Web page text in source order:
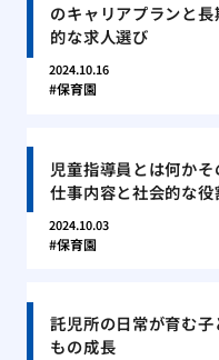
のキャリアプランと長
的な求人選び
2024.10.16
保育園
児童指導員とは何かそ
仕事内容と社会的な役
2024.10.03
保育園
託児所の日常が育む子
もの成長